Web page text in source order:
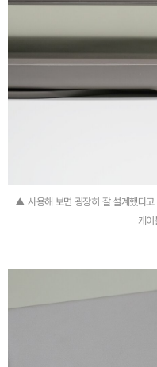
▲ 사용해 보면 굉장히 잘 설계했다고
케이